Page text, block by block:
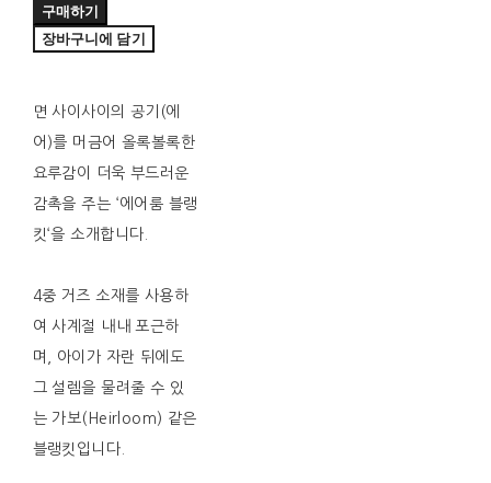
구매하기
장바구니에 담기
면 사이사이의 공기(에
어)를 머금어 올록볼록한
요루감이 더욱 부드러운
감촉을 주는 ‘에어룸 블랭
킷‘을 소개합니다.
4중 거즈 소재를 사용하
여 사계절 내내 포근하
며, 아이가 자란 뒤에도
그 설렘을 물려줄 수 있
는 가보(Heirloom) 같은
블랭킷입니다.